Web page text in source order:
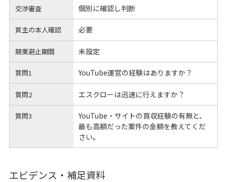
交渉審査 個別に確認し判断
買主の本人確認 必要
競業避止期間 未設定
質問1 YouTube運営の経験はありますか？
質問2 エスクローは迅速に行えますか？
質問3
YouTube・サイトの買収経験の有無と、
最も高額だった案件の金額を教えてくだ
さい。
エビデンス・補足資料